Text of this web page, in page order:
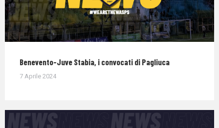
Benevento-Juve Stabia, i convocati di Pagliuca
7 Aprile 2024